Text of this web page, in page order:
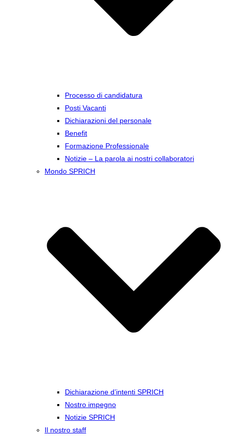
Processo di candidatura
Posti Vacanti
Dichiarazioni del personale
Benefit
Formazione Professionale
Notizie – La parola ai nostri collaboratori
Mondo SPRICH
Dichiarazione d’intenti SPRICH
Nostro impegno
Notizie SPRICH
Il nostro staff